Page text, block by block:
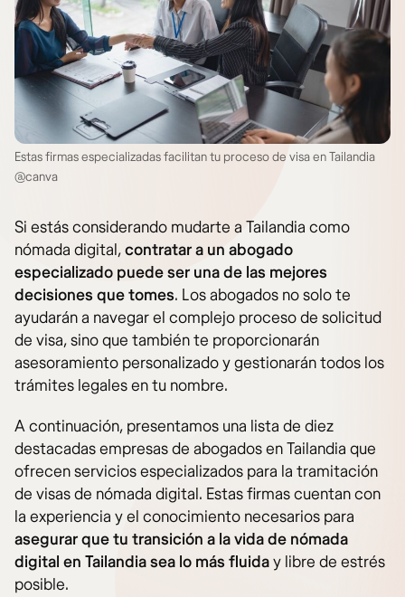
Estas firmas especializadas facilitan tu proceso de visa en Tailandia
@canva
Si estás considerando mudarte a Tailandia como
nómada digital,contratar a un abogado
especializado puede ser una de las mejores
decisiones que tomes. Los abogados no solo te
ayudarán a navegar el complejo proceso de solicitud
de visa, sino que también te proporcionarán
asesoramiento personalizado y gestionarán todos los
trámites legales en tu nombre.
A continuación, presentamos una lista de diez
destacadas empresas de abogados en Tailandia que
ofrecen servicios especializados para la tramitación
de visas de nómada digital. Estas firmas cuentan con
la experiencia y el conocimiento necesarios para
asegurar que tu transición a la vida de nómada
digital en Tailandia sea lo más fluiday libre de estrés
posible.